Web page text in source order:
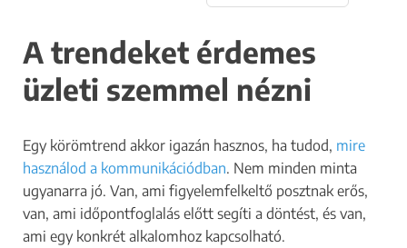
A trendeket érdemes
üzleti szemmel nézni
Egy körömtrend akkor igazán hasznos, ha tudod, mire
használod a kommunikációdban. Nem minden minta
ugyanarra jó. Van, ami figyelemfelkeltő posztnak erős,
van, ami időpontfoglalás előtt segíti a döntést, és van,
ami egy konkrét alkalomhoz kapcsolható.